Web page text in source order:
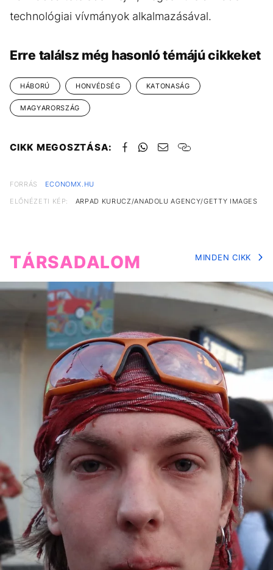
technológiai vívmányok alkalmazásával.
Erre találsz még hasonló témájú cikkeket
HÁBORÚ HONVÉDSÉG KATONASÁG
MAGYARORSZÁG
CIKK MEGOSZTÁSA:
FORRÁS
ECONOMX.HU
ELŐNÉZETI KÉP:
ARPAD KURUCZ/ANADOLU AGENCY/GETTY IMAGES
TÁRSADALOM MINDEN CIKK